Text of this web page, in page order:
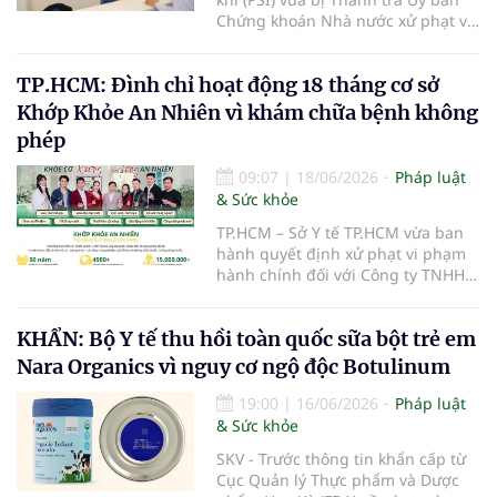
Chứng khoán Nhà nước xử phạt vi
khoán.
TP.HCM: Đình chỉ hoạt động 18 tháng cơ sở
Khớp Khỏe An Nhiên vì khám chữa bệnh không
phép
09:07 | 18/06/2026
Pháp luật
& Sức khỏe
TP.HCM – Sở Y tế TP.HCM vừa ban
hành quyết định xử phạt vi phạm
hành chính đối với Công ty TNHH
vụ khám bệnh, chữa bệnh khi chưa
được cấp giấy phép hoạt động
theo quy định của pháp luật.
KHẨN: Bộ Y tế thu hồi toàn quốc sữa bột trẻ em
Nara Organics vì nguy cơ ngộ độc Botulinum
19:00 | 16/06/2026
Pháp luật
& Sức khỏe
SKV - Trước thông tin khẩn cấp từ
Cục Quản lý Thực phẩm và Dược